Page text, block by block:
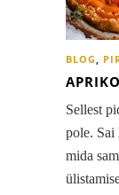
BLOG,
Sellest
pole. Sai
mida